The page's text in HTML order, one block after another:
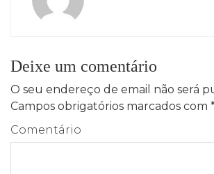
Deixe um comentário
O seu endereço de email não será
Campos obrigatórios marcados com
Comentário